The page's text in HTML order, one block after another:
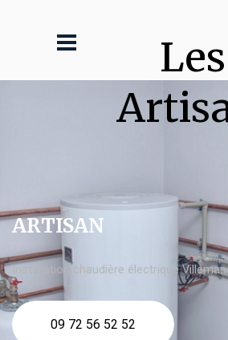
Les
ARTISAN
Installation chaudière électrique
09 72 56 52 52